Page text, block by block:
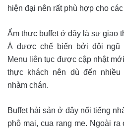
hiện đại nên rất phù hợp cho
Ẩm thực buffet ở đây là sự giao
Á được chế biến bởi đội ngũ
Menu liên tục được cập nhật
thực khách nên dù đến
nhàm chán.
Buffet hải sản ở đây nổi tiếng
phô mai, cua rang me. Ngoài ra